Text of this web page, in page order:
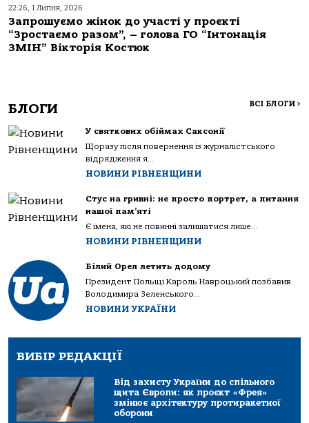
22:26, 1 Липня, 2026
Запрошуємо жінок до участі у проєкті
“Зростаємо разом”, – голова ГО “Інтонація
ЗМІН” Вікторія Костюк
БЛОГИ ВСІ БЛОГИ >
У святкових обіймах Саксонії
Щоразу після повернення із журналістського
відрядження я...
НОВИНИ РІВНЕНЩИНИ
Стус на гривні: не просто портрет, а питання
нашої пам’яті
Є імена, які не повинні залишатися лише...
НОВИНИ РІВНЕНЩИНИ
Білий Орел летить додому
Президент Польщі Кароль Навроцький позбавив
Володимира Зеленського...
НОВИНИ УКРАЇНИ
ВИБІР РЕДАКЦІЇ
Від захисту України до спільного
щита Європи: як проєкт «Фрея»
змінює архітектуру протиракетної
оборони